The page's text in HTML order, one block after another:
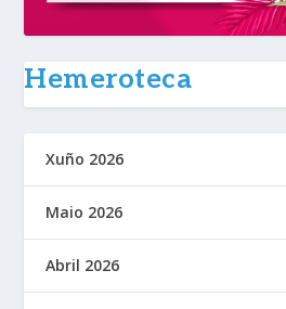
Hemeroteca
Xuño 2026
Maio 2026
Abril 2026